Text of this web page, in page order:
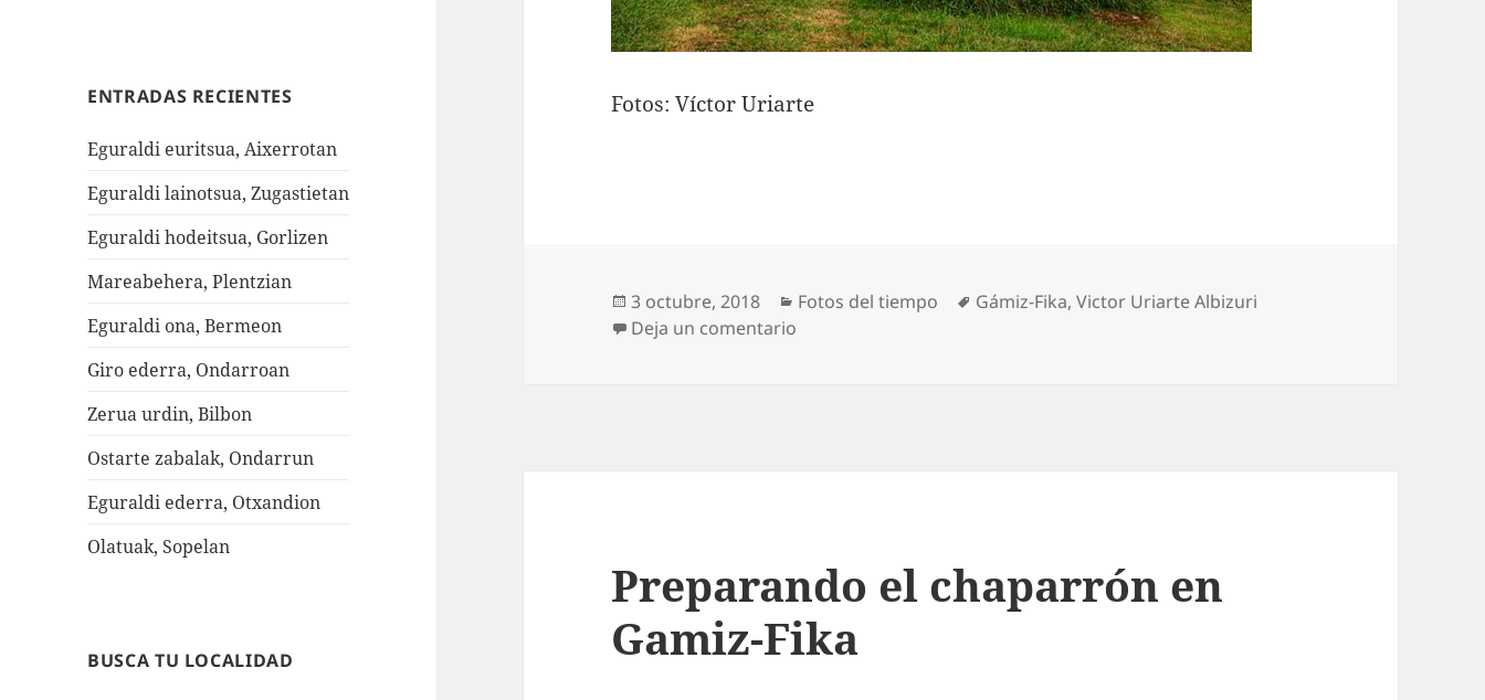
ENTRADAS RECIENTES
Eguraldi euritsua, Aixerrotan
Eguraldi lainotsua, Zugastietan
Eguraldi hodeitsua, Gorlizen
Mareabehera, Plentzian
Eguraldi ona, Bermeon
Giro ederra, Ondarroan
Zerua urdin, Bilbon
Ostarte zabalak, Ondarrun
Eguraldi ederra, Otxandion
Olatuak, Sopelan
BUSCA TU LOCALIDAD
Fotos: Víctor Uriarte
Publicado
el
3 octubre, 2018 Categorías
Fotos del tiempo Etiquetas
Gámiz-Fika,Victor Uriarte Albizuri
Deja un comentario
Preparando el chaparrón en
Gamiz-Fika